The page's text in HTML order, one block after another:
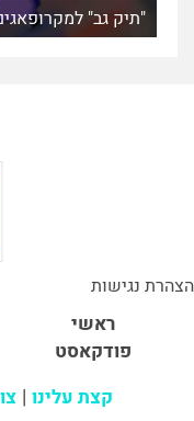
"תיק גב"
הצהרת נגישות
ראשי
פודקאסט
קצת עלינו